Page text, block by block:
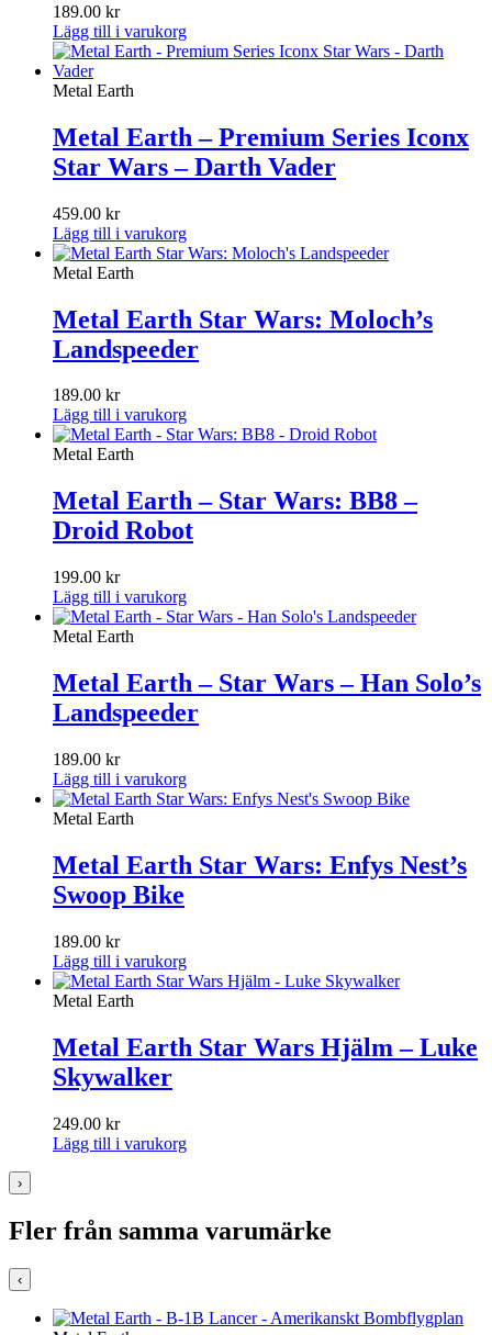
189.00 kr
Lägg till i varukorg
Metal Earth
Metal Earth – Premium Series Iconx
Star Wars – Darth Vader
459.00 kr
Lägg till i varukorg
Metal Earth
Metal Earth Star Wars: Moloch’s
Landspeeder
189.00 kr
Lägg till i varukorg
Metal Earth
Metal Earth – Star Wars: BB8 –
Droid Robot
199.00 kr
Lägg till i varukorg
Metal Earth
Metal Earth – Star Wars – Han Solo’s
Landspeeder
189.00 kr
Lägg till i varukorg
Metal Earth
Metal Earth Star Wars: Enfys Nest’s
Swoop Bike
189.00 kr
Lägg till i varukorg
Metal Earth
Metal Earth Star Wars Hjälm – Luke
Skywalker
249.00 kr
Lägg till i varukorg
›
Fler från samma varumärke
‹